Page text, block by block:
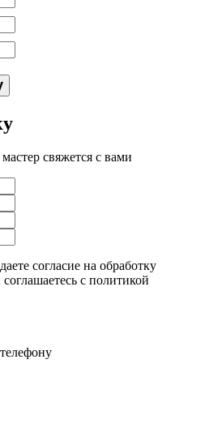
свяжется с вами
согласие на обработку
c политикой